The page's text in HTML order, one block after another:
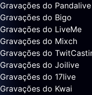
Gravações do Pandalive
Gravações do Bigo
Gravações do LiveMe
Gravações do Mixch
Gravações do
Gravações do Joilive
Gravações do 17live
Gravações do Kwai